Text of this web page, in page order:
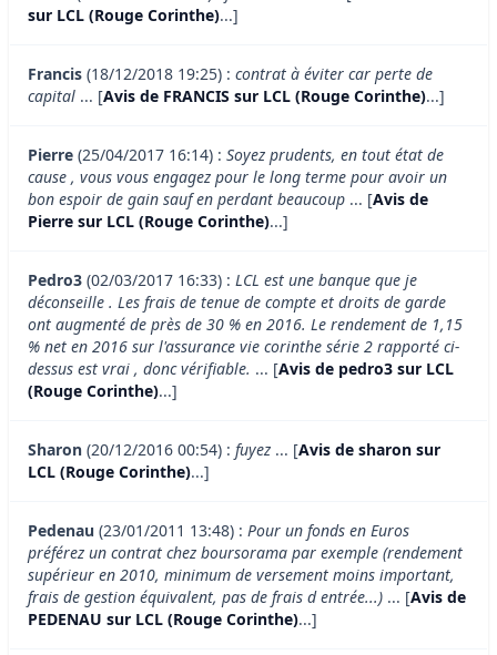
sur LCL (Rouge Corinthe)...]
Francis (18/12/2018 19:25) : contrat à éviter car perte de
capital ... [Avis de FRANCIS sur LCL (Rouge Corinthe)...]
Pierre (25/04/2017 16:14) : Soyez prudents, en tout état de
cause , vous vous engagez pour le long terme pour avoir un
bon espoir de gain sauf en perdant beaucoup ... [Avis de
Pierre sur LCL (Rouge Corinthe)...]
Pedro3 (02/03/2017 16:33) : LCL est une banque que je
déconseille . Les frais de tenue de compte et droits de garde
ont augmenté de près de 30 % en 2016. Le rendement de 1,15
% net en 2016 sur l'assurance vie corinthe série 2 rapporté ci-
dessus est vrai , donc vérifiable. ... [Avis de pedro3 sur LCL
(Rouge Corinthe)...]
Sharon (20/12/2016 00:54) : fuyez ... [Avis de sharon sur
LCL (Rouge Corinthe)...]
Pedenau (23/01/2011 13:48) : Pour un fonds en Euros
préférez un contrat chez boursorama par exemple (rendement
supérieur en 2010, minimum de versement moins important,
frais de gestion équivalent, pas de frais d entrée...) ... [Avis de
PEDENAU sur LCL (Rouge Corinthe)...]